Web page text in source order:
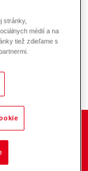
a životné
stránky,
médií a na
tiež zdieľame s